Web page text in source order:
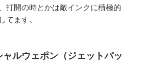
打開の時とかは敵インクに積極的
てます。
ルウェポン（ジェットパッ